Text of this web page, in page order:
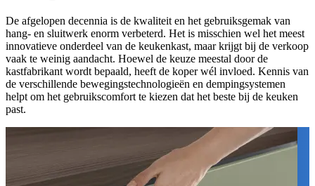
De afgelopen decennia is de kwaliteit en het gebruiksgemak van
hang- en sluitwerk enorm verbeterd. Het is misschien wel het meest
innovatieve onderdeel van de keukenkast, maar krijgt bij de verkoop
vaak te weinig aandacht. Hoewel de keuze meestal door de
kastfabrikant wordt bepaald, heeft de koper wél invloed. Kennis van
de verschillende bewegingstechnologieën en dempingsystemen
helpt om het gebruikscomfort te kiezen dat het beste bij de keuken
past.